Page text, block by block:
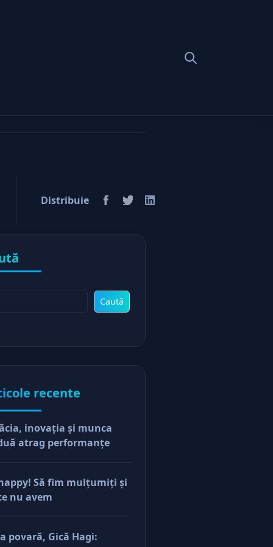
Distribuie
Caută
recente
inovaţia şi munca
atrag performanţe
Să fim mulţumiţi şi
nu avem
povară, Gică Hagi: